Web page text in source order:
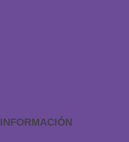
INFORMACIÓN